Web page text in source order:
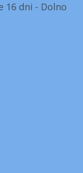
16 dni - Dolno